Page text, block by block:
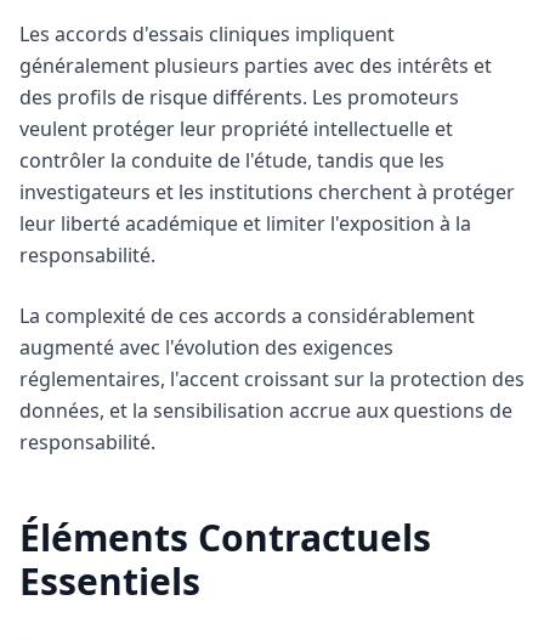
Les accords d'essais cliniques impliquent
généralement plusieurs parties avec des intérêts et
des profils de risque différents. Les promoteurs
veulent protéger leur propriété intellectuelle et
contrôler la conduite de l'étude, tandis que les
investigateurs et les institutions cherchent à protéger
leur liberté académique et limiter l'exposition à la
responsabilité.
La complexité de ces accords a considérablement
augmenté avec l'évolution des exigences
réglementaires, l'accent croissant sur la protection des
données, et la sensibilisation accrue aux questions de
responsabilité.
Éléments Contractuels
Essentiels